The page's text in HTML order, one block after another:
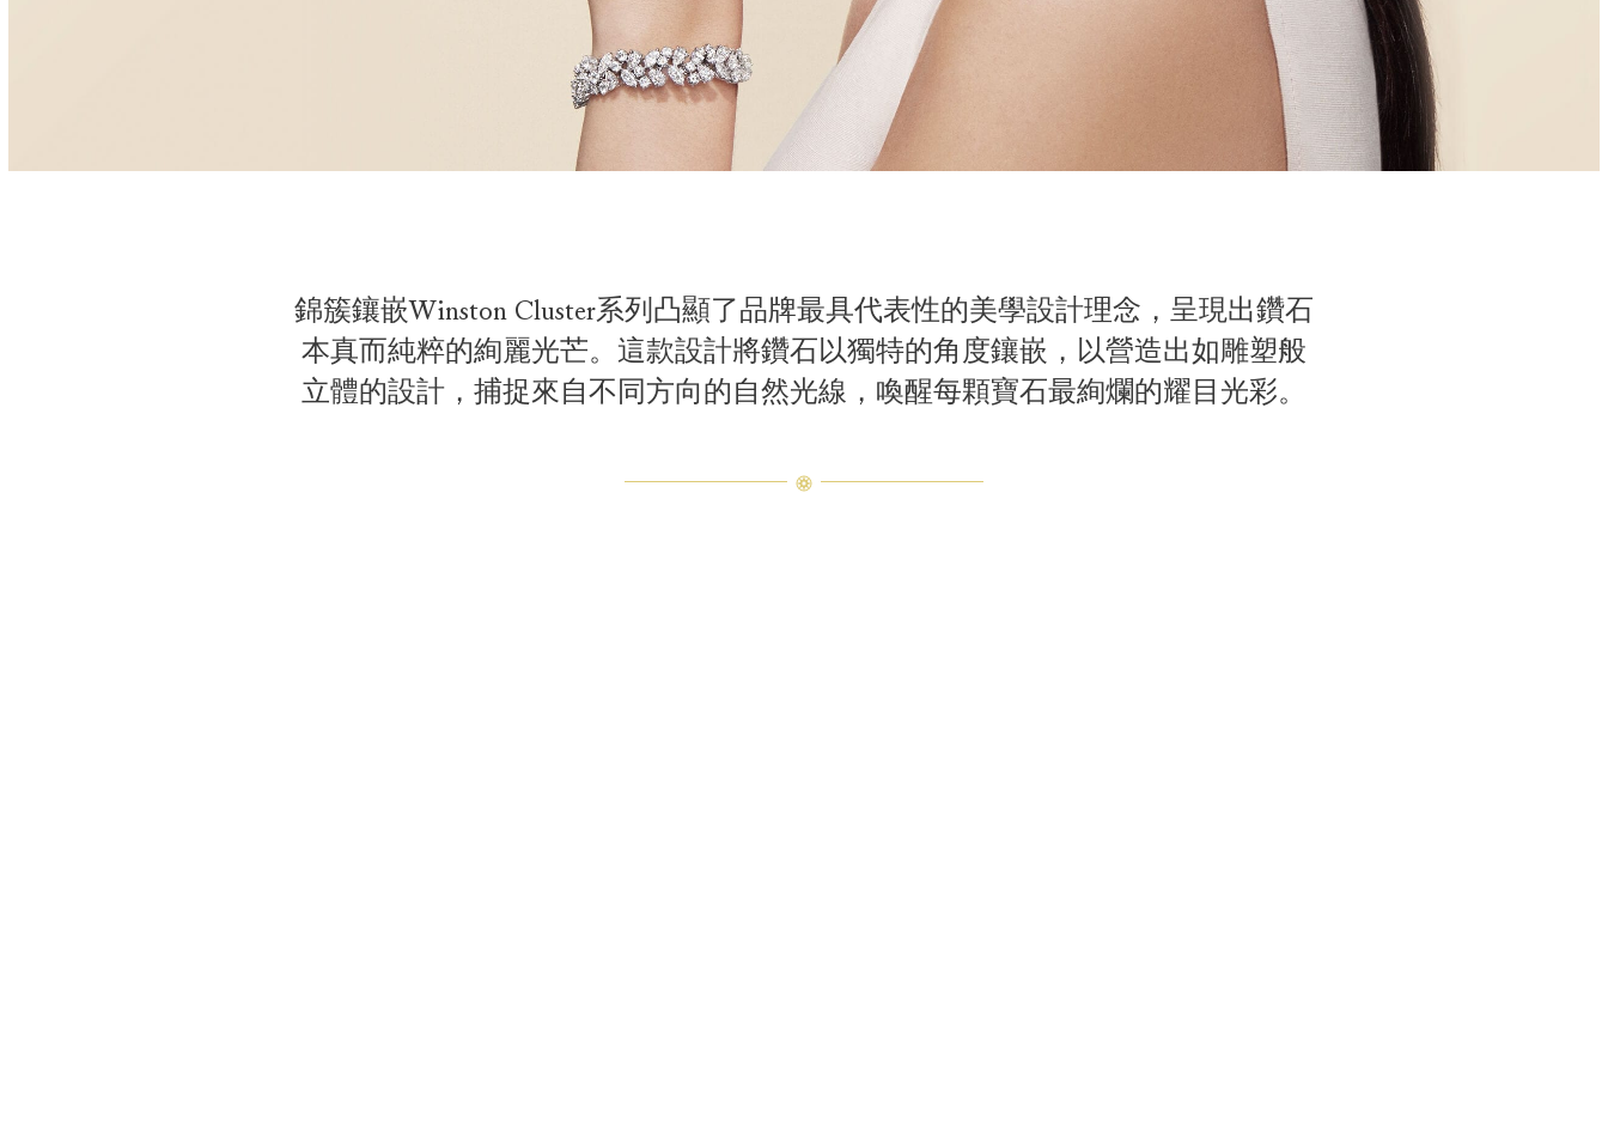
錦簇鑲嵌Winston Cluster系列凸顯了品牌最具代表性的美學設計理念，呈現出鑽石
本真而純粹的絢麗光芒。這款設計將鑽石以獨特的角度鑲嵌，以營造出如雕塑般
立體的設計，捕捉來自不同方向的自然光線，喚醒每顆寶石最絢爛的耀目光彩。